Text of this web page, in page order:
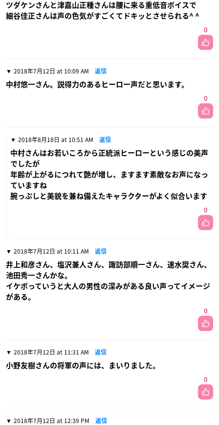
ツダケンさんと津嘉山正種さんは腰に来る重低音ボイスで
細谷佳正さんは声の色気がすごくてドキッとさせられる^ ^
0
2018年7月12日 at 10:09 AM 返信
中村悠一さん。説得力のあるヒーロー声だと思います。
0
2018年8月18日 at 10:51 AM 返信
中村さんはお若いころから正統派ヒーローという感じの美声
でしたが
年齢が上がるにつれて艶が増し、ますます素敵なお声になっ
ていますね
腕っぷしと美貌を兼ね備えたキャラクターがよく似合います
0
2018年7月12日 at 10:11 AM 返信
井上和彦さん、塩沢兼人さん、諏訪部順一さん、速水奨さん、
池田秀一さんかな。
イケボっていうと大人の男性の深みがある良い声ってイメージ
がある。
0
2018年7月12日 at 11:31 AM 返信
小野友樹さんの将軍の声には、まいりました。
0
2018年7月12日 at 12:39 PM 返信